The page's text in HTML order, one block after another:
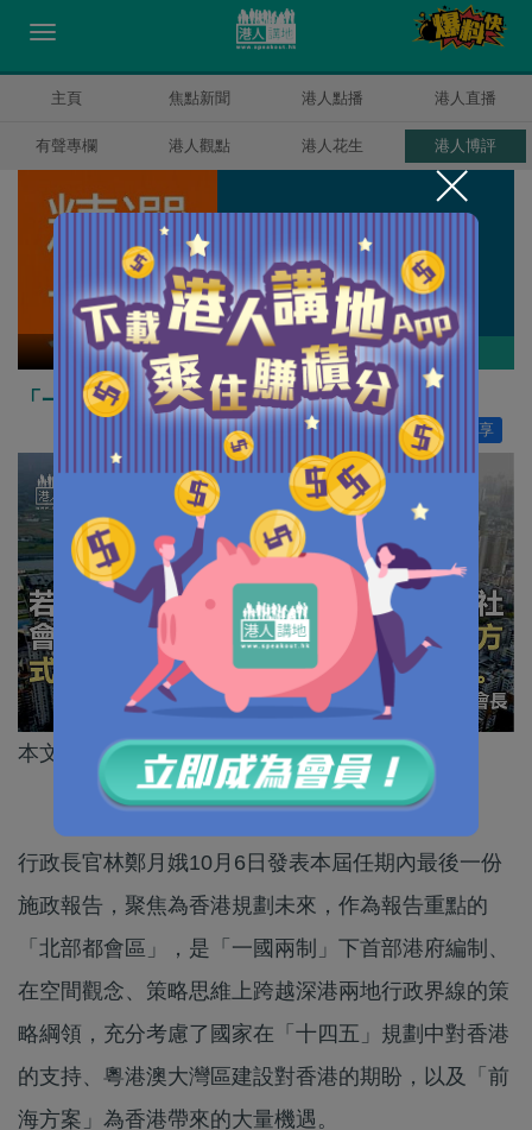
主頁 焦點新聞 港人點播 港人直播
有聲專欄 港人觀點 港人花生 港人博評
精選文章 作者其他博評
「一國兩制」下跨越港深兩地的策略綱領
分享
讚好 6
本文作者為香港中華總商會副會長楊華勇
行政長官林鄭月娥10月6日發表本屆任期內最後一份
施政報告，聚焦為香港規劃未來，作為報告重點的
「北部都會區」，是「一國兩制」下首部港府編制、
在空間觀念、策略思維上跨越深港兩地行政界線的策
略綱領，充分考慮了國家在「十四五」規劃中對香港
的支持、粵港澳大灣區建設對香港的期盼，以及「前
海方案」為香港帶來的大量機遇。